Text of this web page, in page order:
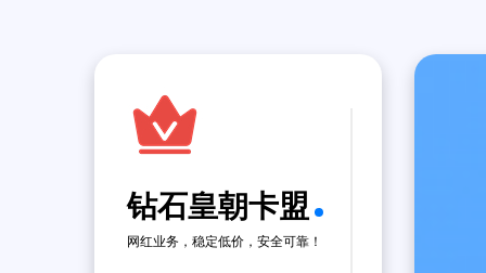
钻石皇朝卡盟
网红业务，稳定低价，安全可靠！